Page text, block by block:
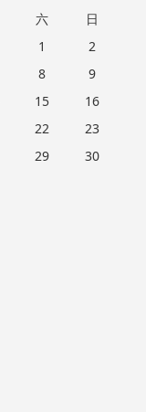
六
日
1
2
8
9
15
16
22
23
29
30